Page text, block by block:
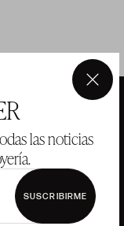
las noticias
SUSCRIBIRME
×